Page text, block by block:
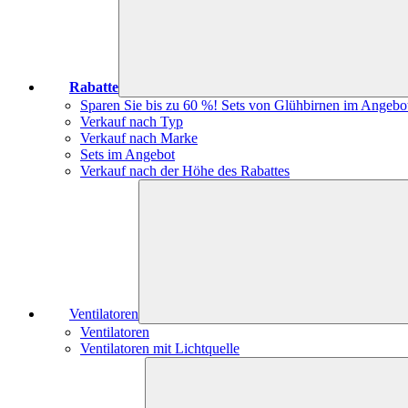
Rabatte
Sparen Sie bis zu 60 %! Sets von Glühbirnen im
Verkauf nach Typ
Verkauf nach Marke
Sets im Angebot
Verkauf nach der Höhe des Rabattes
Ventilatoren
Ventilatoren
Ventilatoren mit Lichtquelle